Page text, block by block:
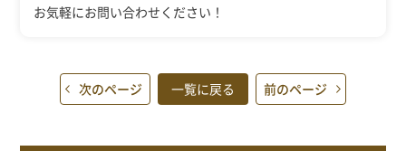
お気軽にお問い合わせください！
次のページ 一覧に戻る 前のページ